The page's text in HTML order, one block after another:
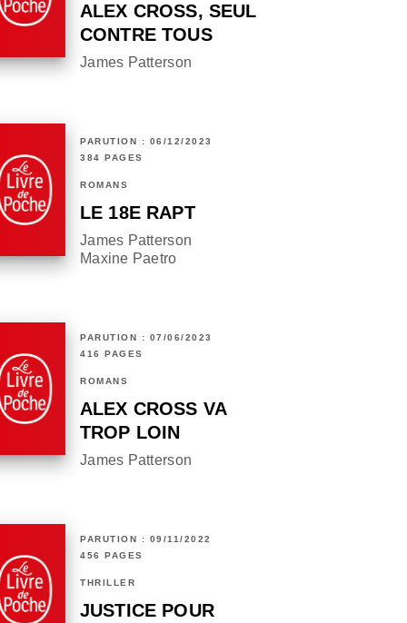
ALEX CROSS, SEUL
CONTRE TOUS
James Patterson
PARUTION : 06/12/2023
384 PAGES
ROMANS
LE 18E RAPT
James Patterson
Maxine Paetro
PARUTION : 07/06/2023
416 PAGES
ROMANS
ALEX CROSS VA
TROP LOIN
James Patterson
PARUTION : 09/11/2022
456 PAGES
THRILLER
JUSTICE POUR